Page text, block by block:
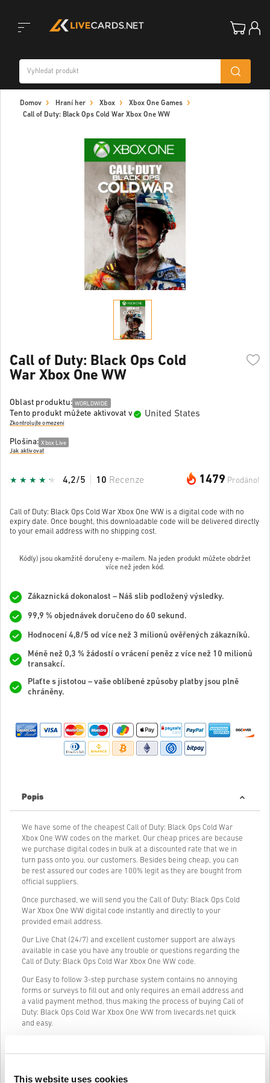
This website uses cookies
navigation
Domov Hraní her Xbox
Xbox One Games
Call of Duty: Black Ops Cold War Xbox One WW
Call of Duty: Black Ops Cold
War Xbox One WW
Oblast produktu: WORLDWIDE
Tento produkt můžete aktivovat v United States
Zkontrolujte omezení
Plošina: Xbox Live
Jak aktivovat
1479 Prodáno!
4,2/5 10 Recenze
Call of Duty: Black Ops Cold War Xbox One WW is a digital code with no
expiry date. Once bought, this downloadable code will be delivered directly
to your email address with no shipping cost.
Kód(y) jsou okamžitě doručeny e-mailem. Na jeden produkt můžete obdržet
více než jeden kód.
Zákaznická dokonalost – Náš slib podložený výsledky.
99,9 % objednávek doručeno do 60 sekund.
Hodnocení 4,8/5 od více než 3 milionů ověřených zákazníků.
Méně než 0,3 % žádostí o vrácení peněz z více než 10 milionů
transakcí.
Plaťte s jistotou – vaše oblíbené způsoby platby jsou plně
chráněny.
Popis
We have some of the cheapest Call of Duty: Black Ops Cold War
Xbox One WW codes on the market. Our cheap prices are because
we purchase digital codes in bulk at a discounted rate that we in
turn pass onto you, our customers. Besides being cheap, you can
be rest assured our codes are 100% legit as they are bought from
official suppliers.
Once purchased, we will send you the Call of Duty: Black Ops Cold
War Xbox One WW digital code instantly and directly to your
provided email address.
Our Live Chat (24/7) and excellent customer support are always
available in case you have any trouble or questions regarding the
Call of Duty: Black Ops Cold War Xbox One WW code.
Our Easy to follow 3-step purchase system contains no annoying
forms or surveys to fill out and only requires an email address and
a valid payment method, thus making the process of buying Call of
Duty: Black Ops Cold War Xbox One WW from livecards.net quick
and easy.